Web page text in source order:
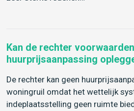
Kan de rechter
huurprijsaanpassing
De rechter kan geen
woningruil omdat het wettelijk
indeplaatsstelling geen ruimte